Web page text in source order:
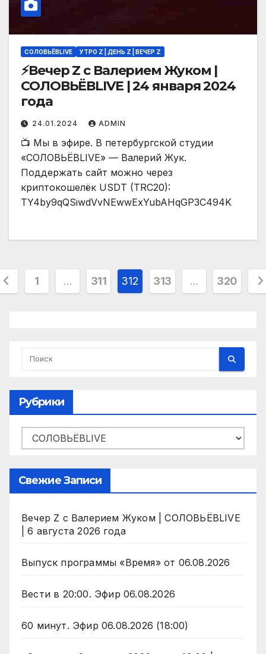
СОЛОВЬЁВLIVE УТРО Z | ДЕНЬ Z | ВЕЧЕР Z
⚡️Вечер Z с Валерием Жуком |
СОЛОВЬЁВLIVE | 24 января 2024
года
24.01.2024 ADMIN
📺 Мы в эфире. В петербургской студии
«СОЛОВЬЁВLIVE» — Валерий Жук.
Поддержать сайт можно через
криптокошелёк USDT (TRC20):
TY4by9qQSiwdVvNEwwExYubAHqGP3C494K
1 … 311 312 313 … 320
Рубрики
Рубрики
Свежие Записи
Вечер Z с Валерием Жуком | СОЛОВЬЁВLIVE
| 6 августа 2026 года
Выпуск программы «Время» от 06.08.2026
Вести в 20:00. Эфир 06.08.2026
60 минут. Эфир 06.08.2026 (18:00)